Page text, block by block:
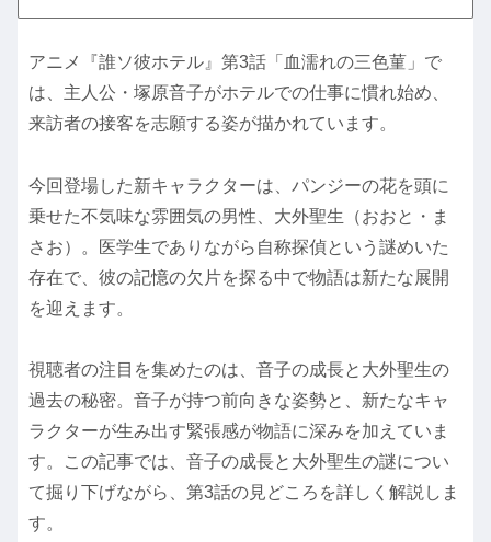
アニメ『誰ソ彼ホテル』第3話「血濡れの三色菫」で
は、主人公・塚原音子がホテルでの仕事に慣れ始め、
来訪者の接客を志願する姿が描かれています。
今回登場した新キャラクターは、パンジーの花を頭に
乗せた不気味な雰囲気の男性、大外聖生（おおと・ま
さお）。医学生でありながら自称探偵という謎めいた
存在で、彼の記憶の欠片を探る中で物語は新たな展開
を迎えます。
視聴者の注目を集めたのは、音子の成長と大外聖生の
過去の秘密。音子が持つ前向きな姿勢と、新たなキャ
ラクターが生み出す緊張感が物語に深みを加えていま
す。この記事では、音子の成長と大外聖生の謎につい
て掘り下げながら、第3話の見どころを詳しく解説しま
す。